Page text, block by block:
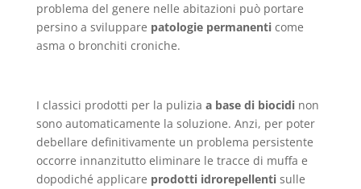
problema del genere nelle abitazioni può portare
persino a sviluppare patologie permanenticome
asma o bronchiti croniche.
I classici prodotti per la pulizia a base di biocidinon
sono automaticamente la soluzione. Anzi, per poter
debellare definitivamente un problema persistente
occorre innanzitutto eliminare le tracce di muffa e
dopodiché applicare prodotti idrorepellentisulle